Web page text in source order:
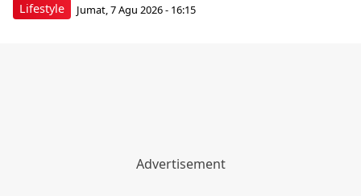
Lifestyle Jumat, 7 Agu 2026 - 16:15